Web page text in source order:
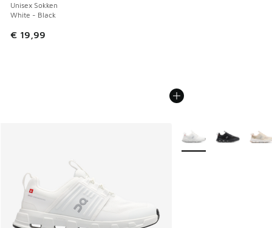
Unisex Sokken
White - Black
€ 19,99
Meer kleuren